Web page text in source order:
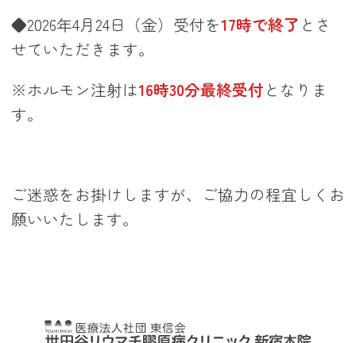
◆2026年4月24日（金）受付を17時で終了 とさ
せていただきます。
※ホルモン注射は16時30分最終受付 となりま
す。
ご迷惑をお掛けしますが、ご協力の程宜しくお
願いいたします。